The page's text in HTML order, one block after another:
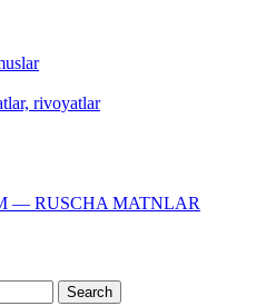
rivoyatlar
RUSCHA MATNLAR